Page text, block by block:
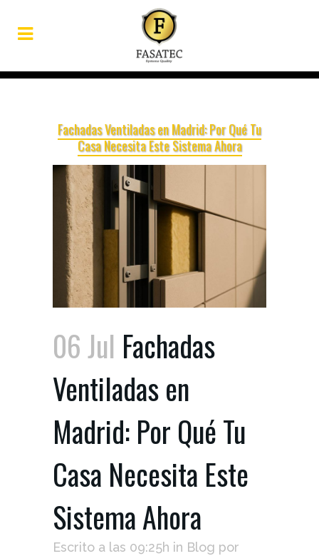
Fachadas Ventiladas en Madrid: Por Qué Tu
Casa Necesita Este Sistema Ahora
06 Jul Fachadas
Ventiladas en
Madrid: Por Qué Tu
Casa Necesita Este
Sistema Ahora
Escrito a las 09:25h in Blog por